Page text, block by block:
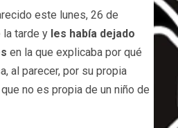
este lunes, 26 de
tarde y les había dejado
en la que explicaba por qué
al parecer, por su propia
no es propia de un niño de